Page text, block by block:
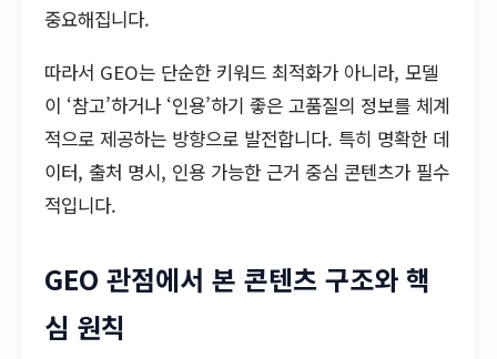
중요해집니다.
따라서 GEO는 단순한 키워드 최적화가 아니라, 모델
이 ‘참고’하거나 ‘인용’하기 좋은 고품질의 정보를 체계
적으로 제공하는 방향으로 발전합니다. 특히 명확한 데
이터, 출처 명시, 인용 가능한 근거 중심 콘텐츠가 필수
적입니다.
GEO 관점에서 본 콘텐츠 구조와 핵
심 원칙